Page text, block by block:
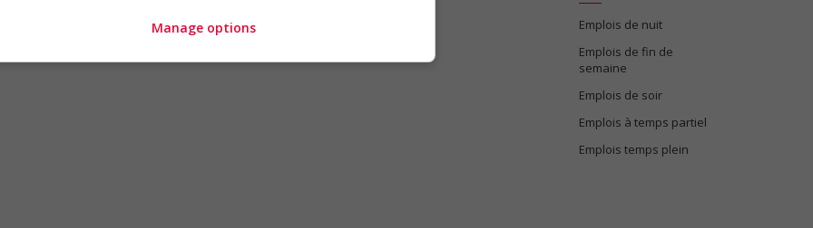
Emplois de nuit
Emplois de fin de
semaine
Emplois de soir
Emplois à temps partiel
Emplois temps plein
Manage options